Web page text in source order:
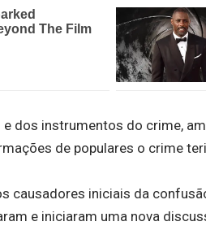
dos instrumentos do crime,
de populares o crime
causadores iniciais da
e iniciaram uma nova